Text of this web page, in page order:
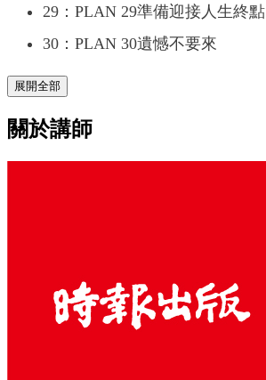
29：PLAN 29準備迎接人生終點
30：PLAN 30遺憾不要來
展開全部
關於講師